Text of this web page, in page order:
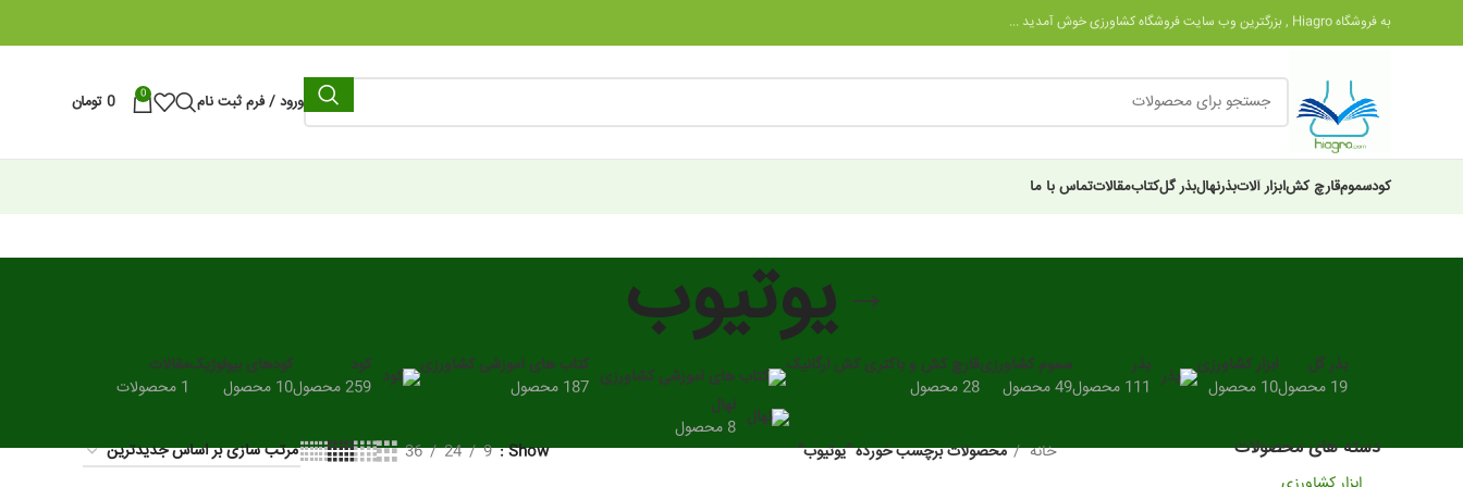
به فروشگاه Hiagro , بزرگترین وب سایت فروشگاه کشاورزی خوش آمدید ...
ورود / فرم ثبت نام 0
0 تومان
کودسمومقارچ کشابزار آلاتبذرنهالبذر گلکتابمقالاتتماس با ما
یوتیوب
بذر گل
19 محصول
ابزار کشاورزی
10 محصول
بذر
111 محصول
سموم کشاورزی
49 محصول
قارچ کش و باکتری کش ارگانیک
28 محصول
کتاب های آموزشی کشاورزی
187 محصول
کود
259 محصول
کودهای بیولوژیک
10 محصول
مقالات
1 محصولات
نهال
8 محصول
دسته های محصولات خانه محصولات برچسب خورده “یوتیوب” Show
9
24
36